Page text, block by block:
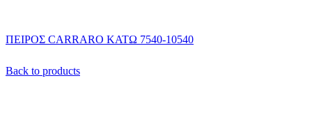
ΠΕΙΡΟΣ CARRARO ΚΑΤΩ 7540-10540
Back to products